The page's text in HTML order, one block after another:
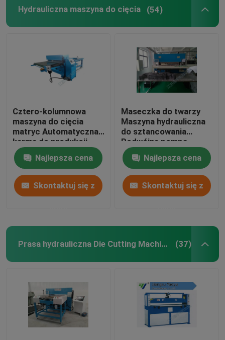
Hydrauliczna maszyna do cięcia (54)
Cztero-kolumnowa
maszyna do cięcia
matryc Automatyczna
karma do produkcji
butów sportowych
Najlepsza cena
Skontaktuj się z
Maseczka do twarzy
Maszyna hydrauliczna
do sztancowania
Podwójna pompa
olejowa Sterowanie
komputeraNajlepsza cena
Skontaktuj się z
Prasa hydrauliczna Die Cutting Machine (37)